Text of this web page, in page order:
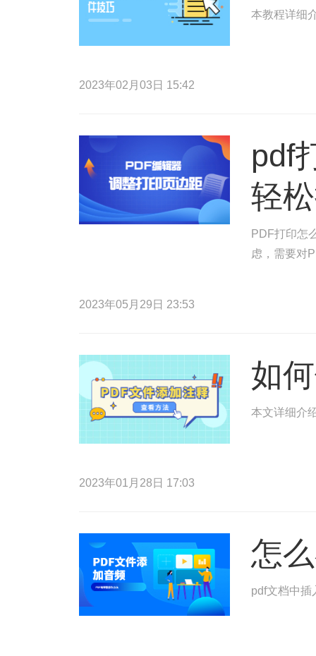
本教程详细
2023年02月03日 15:42
pdf
轻
PDF打印怎
虑，需要对
2023年05月29日 23:53
如
本文详细介
2023年01月28日 17:03
怎
pdf文档中插